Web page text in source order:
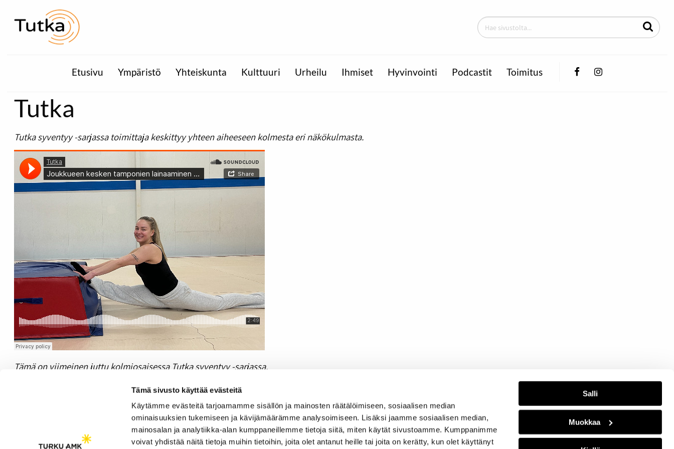
Tämä sivusto käyttää evästeitä
Käytämme evästeitä tarjoamamme sisällön ja mainosten räätälöimiseen, sosiaalisen median
ominaisuuksien tukemiseen ja kävijämäärämme analysoimiseen. Lisäksi jaamme sosiaalisen median,
mainosalan ja analytiikka-alan kumppaneillemme tietoja siitä, miten käytät sivustoamme. Kumppanimme
voivat yhdistää näitä tietoja muihin tietoihin, joita olet antanut heille tai joita on kerätty, kun olet käyttänyt
Salli
Muokkaa
Etusivu Ympäristö Yhteiskunta Kulttuuri Urheilu Ihmiset Hyvinvointi Podcastit Toimitus FacebookInstagram
Tutka
Tutka syventyy -sarjassa toimittaja keskittyy yhteen aiheeseen kolmesta eri näkökulmasta.
Tämä on viimeinen juttu kolmiosaisessa Tutka syventyy -sarjassa.
Kuukautiskierron vaikutuksista urheiluun on vain vähän tutkimustietoa
Avoin kuukautiskeskustelu on yksittäisten urheilijoiden varassa
Saavutettavuusseloste